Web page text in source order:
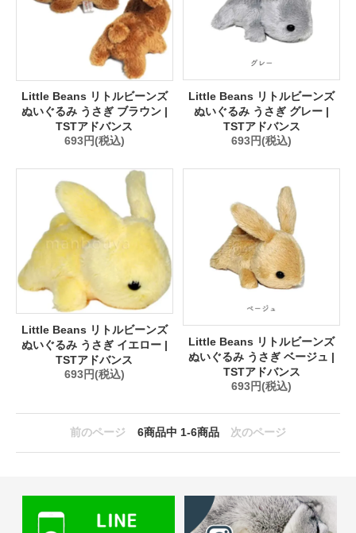
Little Beans リトルビーンズ
ぬいぐるみ うさぎ ブラウン |
TSTアドバンス
693円(税込)
Little Beans リトルビーンズ
ぬいぐるみ うさぎ グレー |
TSTアドバンス
693円(税込)
Little Beans リトルビーンズ
ぬいぐるみ うさぎ イエロー |
TSTアドバンス
693円(税込)
Little Beans リトルビーンズ
ぬいぐるみ うさぎ ベージュ |
TSTアドバンス
693円(税込)
前のページ 6商品中 1-6商品 次のページ